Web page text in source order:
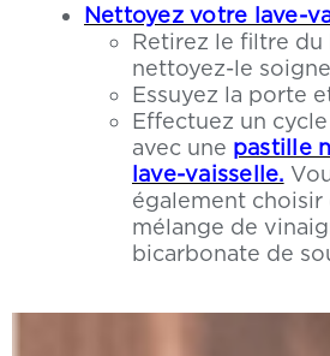
Nettoyez votre lave-
Retirez le filtre du
nettoyez-le
Essuyez la porte
Effectuez un
avec une pastille
lave-vaisselle.
également choisir
mélange de
bicarbonate de